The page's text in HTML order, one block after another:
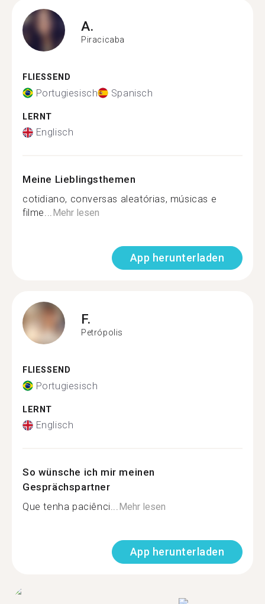
A.
Piracicaba
FLIESSEND
Portugiesisch Spanisch
LERNT
Englisch
Meine Lieblingsthemen
cotidiano, conversas aleatórias, músicas e
filme...Mehr lesen
App herunterladen
F.
Petrópolis
FLIESSEND
Portugiesisch
LERNT
Englisch
So wünsche ich mir meinen
Gesprächspartner
Que tenha paciênci...Mehr lesen
App herunterladen